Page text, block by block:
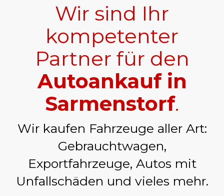
Wir sind Ihr
kompetenter
Partner für den
Autoankauf in
Sarmenstorf.
Wir kaufen Fahrzeuge aller Art:
Gebrauchtwagen,
Exportfahrzeuge, Autos mit
Unfallschäden und vieles mehr.